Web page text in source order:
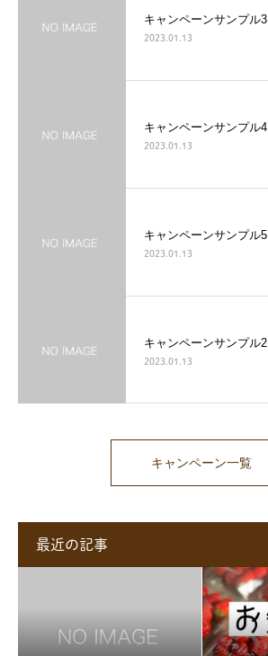
キャンペーンサンプル3
2023.01.13
キャンペーンサンプル4
2023.01.13
キャンペーンサンプル5
2023.01.13
キャンペーンサンプル2
2023.01.13
キャンペーン一覧
最近の記事